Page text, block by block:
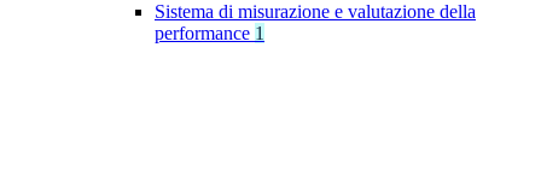
Sistema di misurazione e valutazione della
performance 1